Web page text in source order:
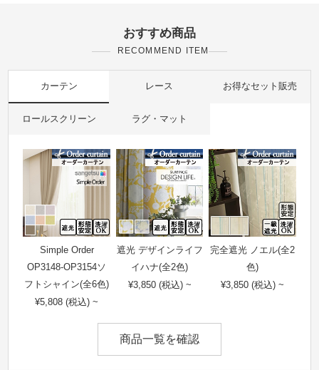
おすすめ商品
RECOMMEND ITEM
カーテン レース お得なセット販売
ロールスクリーン ラグ・マット
Simple Order
OP3148-OP3154ソ
フトシャイン(全6色)
¥5,808 (税込) ~
遮光 デザインライフ
イハナ(全2色)
¥3,850 (税込) ~
完全遮光 ノエル(全2
色)
¥3,850 (税込) ~
商品一覧を確認